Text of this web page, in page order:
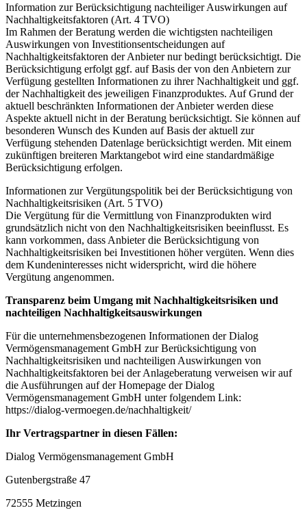
Information zur Berücksichtigung nachteiliger Auswirkungen auf
Nachhaltigkeitsfaktoren (Art. 4 TVO)
Im Rahmen der Beratung werden die wichtigsten nachteiligen
Auswirkungen von Investitionsentscheidungen auf
Nachhaltigkeitsfaktoren der Anbieter nur bedingt berücksichtigt. Die
Berücksichtigung erfolgt ggf. auf Basis der von den Anbietern zur
Verfügung gestellten Informationen zu ihrer Nachhaltigkeit und ggf.
der Nachhaltigkeit des jeweiligen Finanzproduktes. Auf Grund der
aktuell beschränkten Informationen der Anbieter werden diese
Aspekte aktuell nicht in der Beratung berücksichtigt. Sie können auf
besonderen Wunsch des Kunden auf Basis der aktuell zur
Verfügung stehenden Datenlage berücksichtigt werden. Mit einem
zukünftigen breiteren Marktangebot wird eine standardmäßige
Berücksichtigung erfolgen.
Informationen zur Vergütungspolitik bei der Berücksichtigung von
Nachhaltigkeitsrisiken (Art. 5 TVO)
Die Vergütung für die Vermittlung von Finanzprodukten wird
grundsätzlich nicht von den Nachhaltigkeitsrisiken beeinflusst. Es
kann vorkommen, dass Anbieter die Berücksichtigung von
Nachhaltigkeitsrisiken bei Investitionen höher vergüten. Wenn dies
dem Kundeninteresses nicht widerspricht, wird die höhere
Vergütung angenommen.
Transparenz beim Umgang mit Nachhaltigkeitsrisiken und
nachteiligen Nachhaltigkeitsauswirkungen
Für die unternehmensbezogenen Informationen der Dialog
Vermögensmanagement GmbH zur Berücksichtigung von
Nachhaltigkeitsrisiken und nachteiligen Auswirkungen von
Nachhaltigkeitsfaktoren bei der Anlageberatung verweisen wir auf
die Ausführungen auf der Homepage der Dialog
Vermögensmanagement GmbH unter folgendem Link:
https://dialog-vermoegen.de/nachhaltigkeit/
Ihr Vertragspartner in diesen Fällen:
Dialog Vermögensmanagement GmbH
Gutenbergstraße 47
72555 Metzingen